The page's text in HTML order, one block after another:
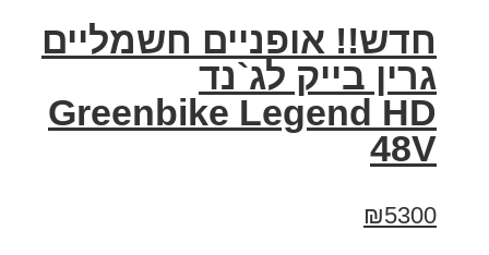
חדש!! אופניים חשמליים
גרין בייק לג`נד
Greenbike Legend HD
48V
₪5300